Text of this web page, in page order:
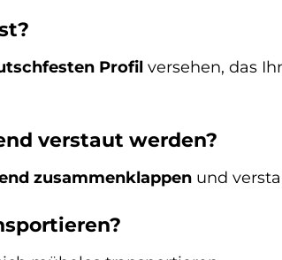
Profil versehen, das
verstaut werden?
zusammenklappen und